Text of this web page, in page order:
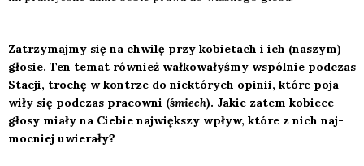
Zatrzy­maj­my się na chwi­lę przy kobie­tach i ich (naszym)
gło­sie. Ten temat rów­nież wał­ko­wa­ły­śmy wspól­nie pod­czas
Sta­cji, tro­chę w kontrze do nie­któ­rych opi­nii, któ­re poja­
wi­ły się pod­czas pra­cow­ni (śmiech). Jakie zatem kobie­ce
gło­sy mia­ły na Cie­bie naj­więk­szy wpływ, któ­re z nich naj­
moc­niej uwie­ra­ły?